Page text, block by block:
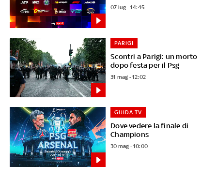
07 lug - 14:45
Scontri a Parigi: un morto
dopo festa per il Psg
PARIGI
31 mag - 12:02
Dove vedere la finale di
Champions
GUIDA TV
30 mag - 10:00